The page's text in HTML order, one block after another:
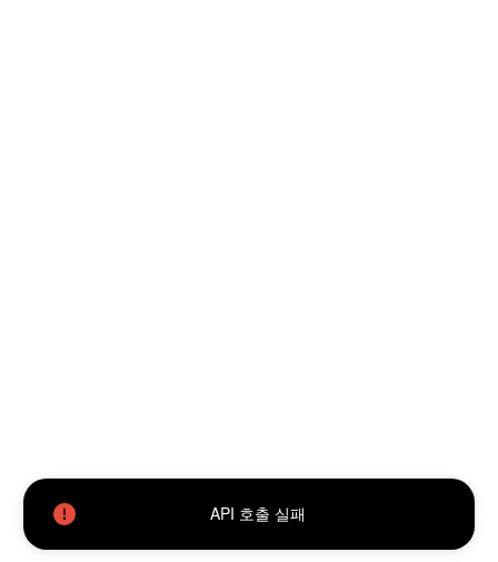
API 호출 실패